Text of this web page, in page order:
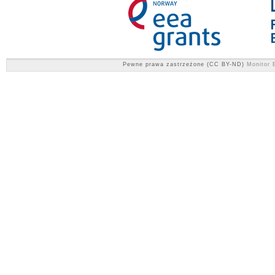
Pewne prawa zastrzeżone (CC BY-ND) Monitor